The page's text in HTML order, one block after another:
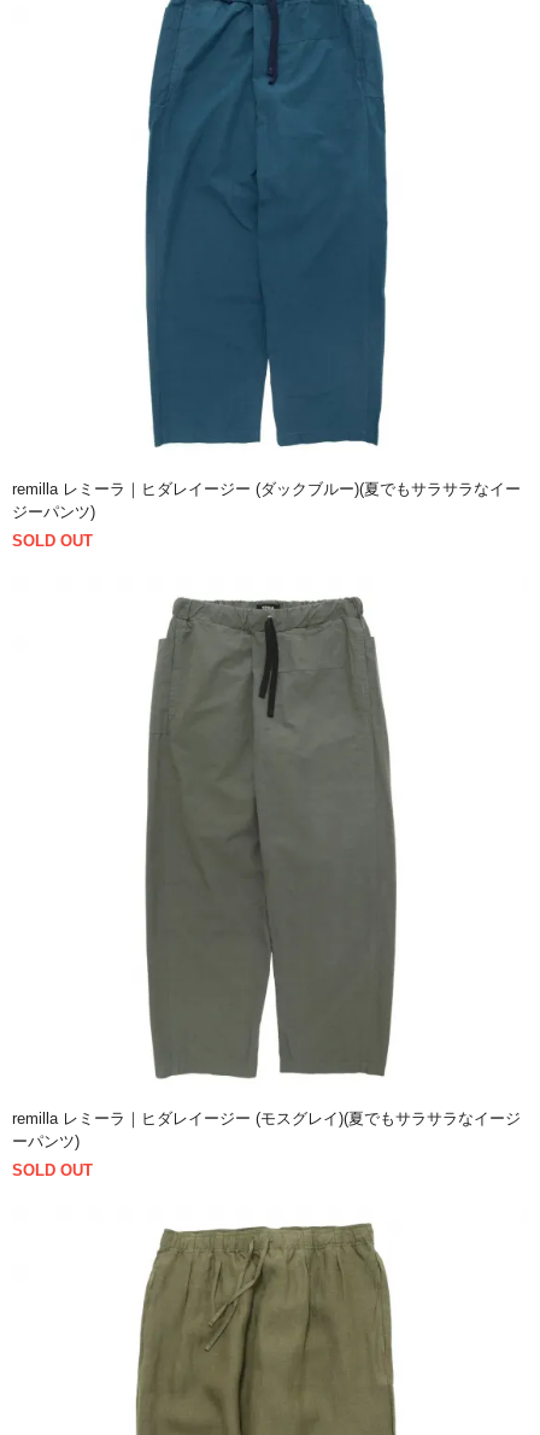
remilla レミーラ｜ヒダレイージー (ダックブルー)(夏でもサラサラなイー
ジーパンツ)
SOLD OUT
remilla レミーラ｜ヒダレイージー (モスグレイ)(夏でもサラサラなイージ
ーパンツ)
SOLD OUT